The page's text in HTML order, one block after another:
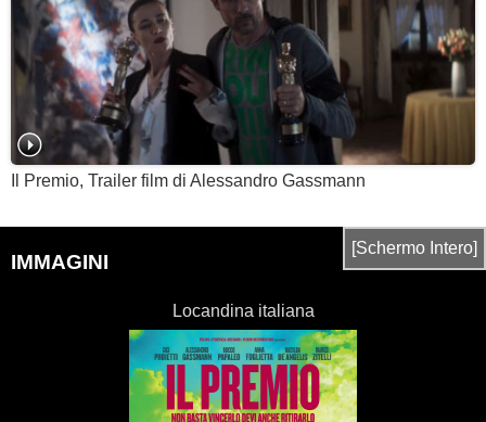
Il Premio, Trailer film di Alessandro Gassmann
IMMAGINI
[Schermo Intero]
Locandina italiana